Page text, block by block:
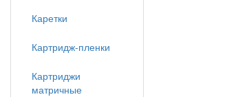
Каретки
Картридж-пленки
Картриджи
матричные